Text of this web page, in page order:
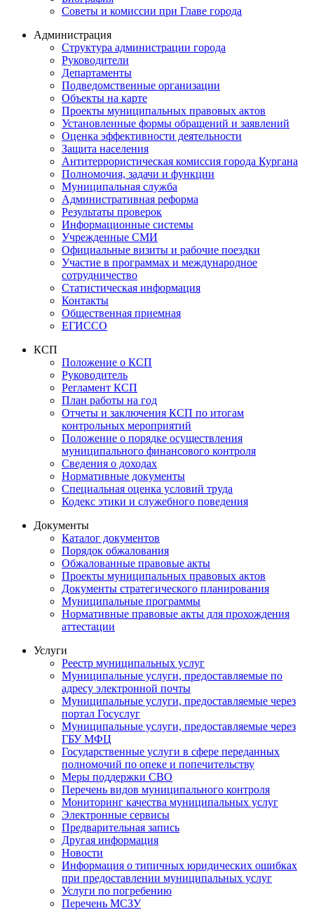
Советы и комиссии при Главе города
Администрация
Структура администрации города
Руководители
Департаменты
Подведомственные организации
Объекты на карте
Проекты муниципальных правовых актов
Установленные формы обращений и заявлений
Оценка эффективности деятельности
Защита населения
Антитеррористическая комиссия города Кургана
Полномочия, задачи и функции
Муниципальная служба
Административная реформа
Результаты проверок
Информационные системы
Учрежденные СМИ
Официальные визиты и рабочие поездки
Участие в программах и международное
сотрудничество
Статистическая информация
Контакты
Общественная приемная
ЕГИССО
КСП
Положение о КСП
Руководитель
Регламент КСП
План работы на год
Отчеты и заключения КСП по итогам
контрольных мероприятий
Положение о порядке осуществления
муниципального финансового контроля
Сведения о доходах
Нормативные документы
Специальная оценка условий труда
Кодекс этики и служебного поведения
Документы
Каталог документов
Порядок обжалования
Обжалованные правовые акты
Проекты муниципальных правовых актов
Документы стратегического планирования
Муниципальные программы
Нормативные правовые акты для прохождения
аттестации
Услуги
Реестр муниципальных услуг
Муниципальные услуги, предоставляемые по
адресу электронной почты
Муниципальные услуги, предоставляемые через
портал Госуслуг
Муниципальные услуги, предоставляемые через
ГБУ МФЦ
Государственные услуги в сфере переданных
полномочий по опеке и попечительству
Меры поддержки СВО
Перечень видов муниципального контроля
Мониторинг качества муниципальных услуг
Электронные сервисы
Предварительная запись
Другая информация
Новости
Информация о типичных юридических ошибках
при предоставлении муниципальных услуг
Услуги по погребению
Перечень МСЗУ